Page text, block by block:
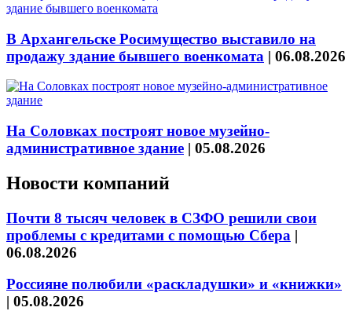
В Архангельске Росимущество выставило на
продажу здание бывшего военкомата | 06.08.2026
На Соловках построят новое музейно-
административное здание | 05.08.2026
Новости компаний
Почти 8 тысяч человек в СЗФО решили свои
проблемы с кредитами с помощью Сбера |
06.08.2026
Россияне полюбили «раскладушки» и «книжки»
| 05.08.2026